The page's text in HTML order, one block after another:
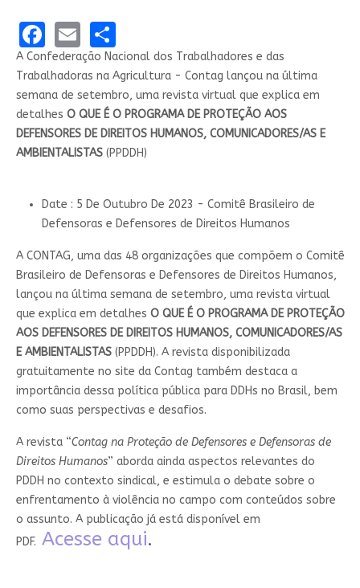
Facebook
EmailShare
A Confederação Nacional dos Trabalhadores e das
Trabalhadoras na Agricultura - Contag lançou na última
semana de setembro, uma revista virtual que explica em
detalhes O QUE É O PROGRAMA DE PROTEÇÃO AOS
DEFENSORES DE DIREITOS HUMANOS, COMUNICADORES/AS E
AMBIENTALISTAS(PPDDH)
Date : 5 De Outubro De 2023 - Comitê Brasileiro de
Defensoras e Defensores de Direitos Humanos
A CONTAG, uma das 48 organizações que compõem o Comitê
Brasileiro de Defensoras e Defensores de Direitos Humanos,
lançou na última semana de setembro, uma revista virtual
que explica em detalhes O QUE É O PROGRAMA DE PROTEÇÃO
AOS DEFENSORES DE DIREITOS HUMANOS, COMUNICADORES/AS
E AMBIENTALISTAS(PPDDH). A revista disponibilizada
gratuitamente no site da Contag também destaca a
importância dessa política pública para DDHs no Brasil, bem
como suas perspectivas e desafios.
A revista “Contag na Proteção de Defensores e Defensoras de
Direitos Humanos” aborda ainda aspectos relevantes do
PDDH no contexto sindical, e estimula o debate sobre o
enfrentamento à violência no campo com conteúdos sobre
o assunto. A publicação já está disponível em
PDF. Acesse aqui.